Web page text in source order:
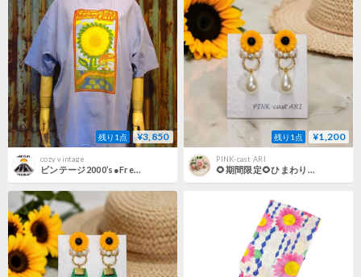
残り1点 ¥3,850
cozy vintage
ビンテージ2000’s●Fremont FairプリントTシャツ●260725d5-m-tsh-ot古着アニバーサリー芸術祭記念ひまわり花
残り1点 ¥1,200
PINK-cast ARI
🌻期間限定🌻ひまわりビジュー＆しずくパールのイヤリング(2wayタイプ:ひまわり×しずくパール)